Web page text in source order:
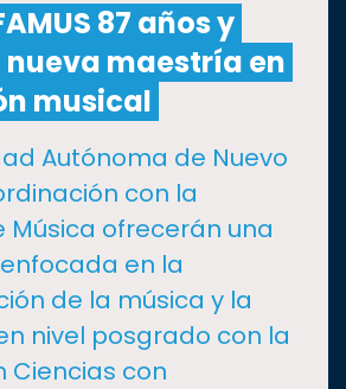
87 años y
maestría en
musical
Autónoma de Nuevo
con la
Música ofrecerán una
en la
de la música y la
nivel posgrado con la
Ciencias con